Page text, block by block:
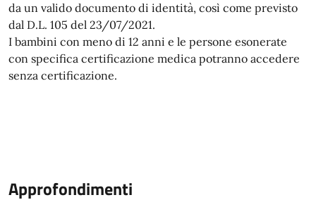
da un valido documento di identità, così come previsto
dal D.L. 105 del 23/07/2021.
I bambini con meno di 12 anni e le persone esonerate
con specifica certificazione medica potranno accedere
senza certificazione.
Approfondimenti